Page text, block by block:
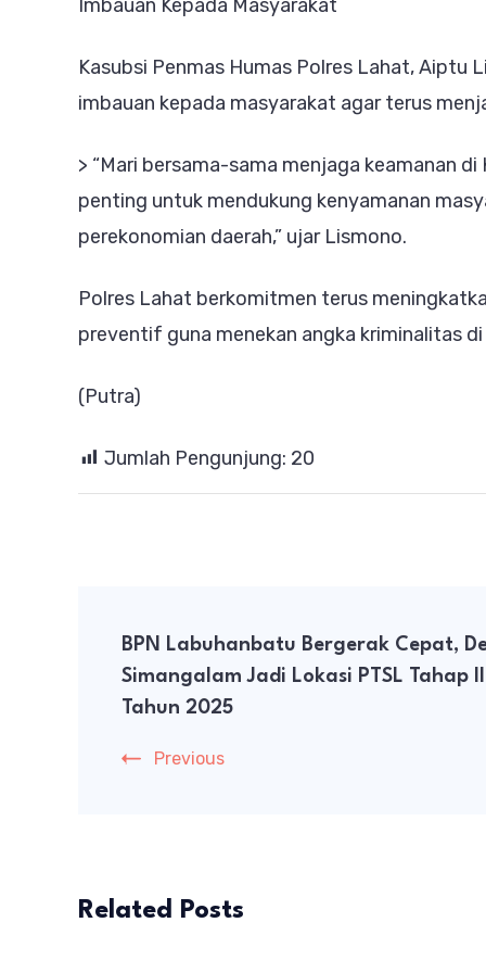
Imbauan Kepada Masyarakat
Kasubsi Penmas Humas Polres Lahat, Aiptu
imbauan kepada masyarakat agar terus
> “Mari bersama-sama menjaga keamanan
penting untuk mendukung kenyamanan
perekonomian daerah,” ujar Lismono.
Polres Lahat berkomitmen terus
preventif guna menekan angka kriminalitas
(Putra)
Jumlah Pengunjung: 20
Navigation
BPN Labuhanbatu Bergerak Cepat,
Simangalam Jadi Lokasi PTSL Tahap II
Tahun 2025
Previous
Related Posts